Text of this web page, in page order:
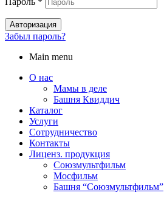
Авторизация
Забыл пароль?
Main menu
О нас
Мамы в деле
Башня Квиддич
Каталог
Услуги
Сотрудничество
Контакты
Лиценз. продукция
Союзмультфильм
Мосфильм
Башня “Союзмультфильм”